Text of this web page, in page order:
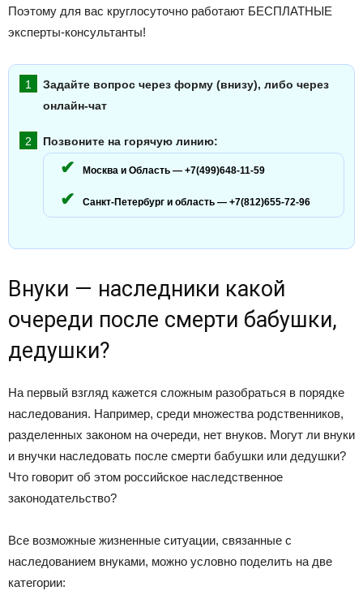
Поэтому для вас круглосуточно работают БЕСПЛАТНЫЕ
эксперты-консультанты!
Задайте вопрос через форму (внизу), либо через
онлайн-чат
Позвоните на горячую линию:
Москва и Область — +7(499)648-11-59
Санкт-Петербург и область — +7(812)655-72-96
Внуки — наследники какой
очереди после смерти бабушки,
дедушки?
На первый взгляд кажется сложным разобраться в порядке
наследования. Например, среди множества родственников,
разделенных законом на очереди, нет внуков. Могут ли внуки
и внучки наследовать после смерти бабушки или дедушки?
Что говорит об этом российское наследственное
законодательство?
Все возможные жизненные ситуации, связанные с
наследованием внуками, можно условно поделить на две
категории: